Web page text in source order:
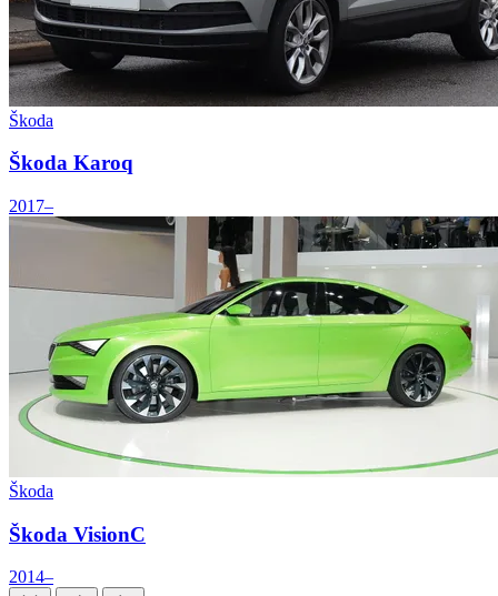
Škoda
Škoda Karoq
2017–
Škoda
Škoda VisionC
2014–